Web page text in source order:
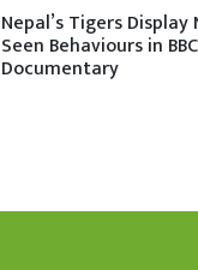
Nepal’s Tigers
Seen Behaviours in BBC
Documentary